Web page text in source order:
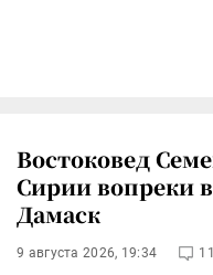
Востоковед
Сирии вопреки
Дамаск
9 августа 2026, 19:34 11